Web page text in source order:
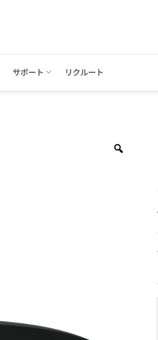
サポート リクルート